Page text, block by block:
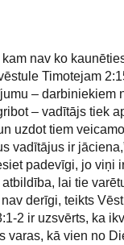
nav ko
Timotejam
– darbiniekiem
– vadītājs tiek
uzdot tiem
vadītājus ir
padevīgi, jo viņi
lai tie
derīgi, teikts
2 ir uzsvērts, ka
varas, kā vien no